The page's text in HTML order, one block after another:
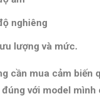
nghiêng
lượng và mức.
cần mua cảm biến
với model